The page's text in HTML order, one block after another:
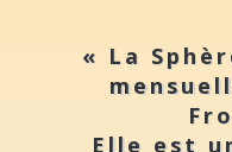
« La
Elle est